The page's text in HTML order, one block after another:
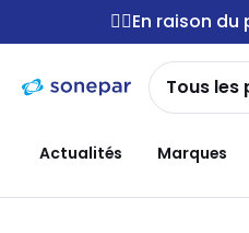
navigation
Passer
au
contenu
🚴‍♂️En raison
Tous les
Actualités Marques